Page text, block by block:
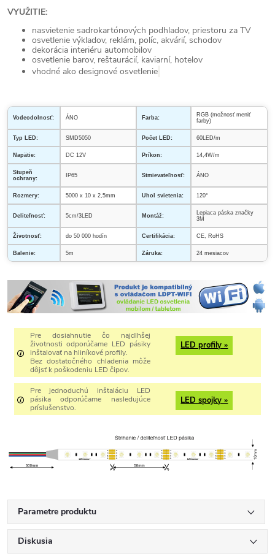
VYUŽITIE:
nasvietenie sadrokartónových podhladov, priestoru za TV
osvetlenie výkladov, reklám, políc, akvárií, schodov
dekorácia interiéru automobilov
osvetlenie barov, reštaurácií, kaviarní, hotelov
vhodné ako designové osvetlenie
Vodeodolnosť: ÁNO Farba:
RGB (možnosť meniť
farby)
Typ LED: SMD5050 Počet LED: 60LED/m
Napätie: DC 12V Príkon: 14,4W/m
Stupeň
ochrany:
IP65 Stmievateľnosť: ÁNO
Rozmery: 5000 x 10 x 2,5mm Uhol svietenia: 120°
Deliteľnosť: 5cm/3LED Montáž:
Lepiaca páska značky
3M
Životnosť: do 50 000 hodín Certifikácia: CE, RoHS
Balenie: 5m Záruka: 24 mesiacov
Pre dosiahnutie čo najdlhšej
životnosti odporúčame LED pásiky
inštalovať na hliníkové profily.
Bez dostatočného chladenia môže
dôjsť k poškodeniu LED čipov.
LED profily »
Pre jednoduchú inštaláciu LED
pásika odporúčame nasledujúce
príslušenstvo.
LED spojky »
Parametre produktu
Diskusia